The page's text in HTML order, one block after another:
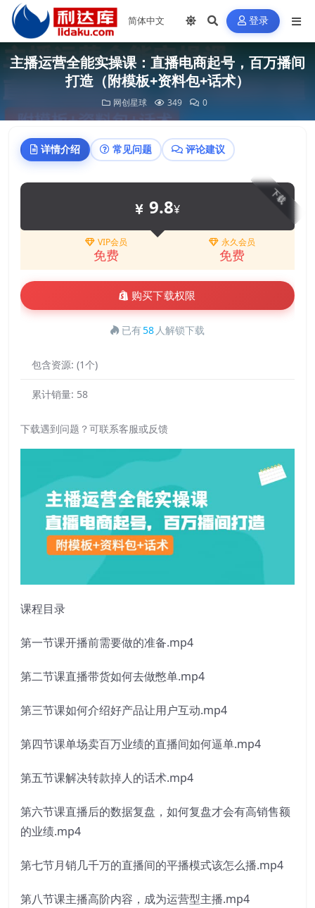
登录
主播运营全能实操课：直播电商起号，百万播间
打造（附模板+资料包+话术）
网创星球 349 0
详情介绍 常见问题 评论建议
下载
9.8¥
VIP会员
免费
永久会员
免费
购买下载权限
已有58 人解锁下载
包含资源: (1个)
累计销量: 58
下载遇到问题？可联系客服或反馈
课程目录
第一节课开播前需要做的准备.mp4
第二节课直播带货如何去做憋单.mp4
第三节课如何介绍好产品让用户互动.mp4
第四节课单场卖百万业绩的直播间如何逼单.mp4
第五节课解决转款掉人的话术.mp4
第六节课直播后的数据复盘，如何复盘才会有高销售额
的业绩.mp4
第七节月销几千万的直播间的平播模式该怎么播.mp4
第八节课主播高阶内容，成为运营型主播.mp4